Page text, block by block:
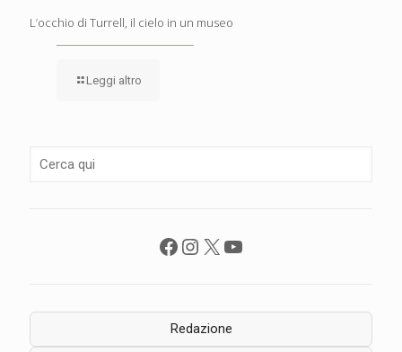
L’occhio di Turrell, il cielo in un museo
Leggi altro
Facebook
Instagram
X YouTube
Redazione